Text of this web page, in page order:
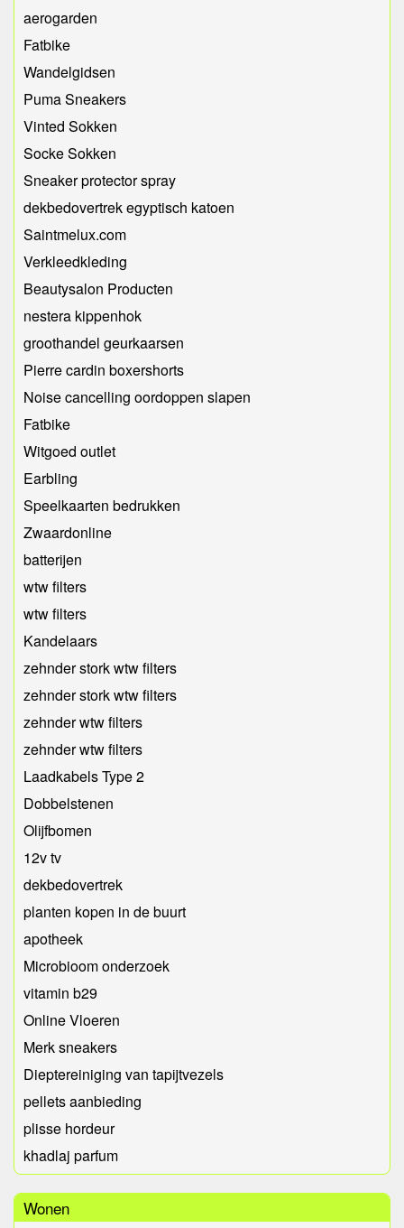
aerogarden
Fatbike
Wandelgidsen
Puma Sneakers
Vinted Sokken
Socke Sokken
Sneaker protector spray
dekbedovertrek egyptisch katoen
Saintmelux.com
Verkleedkleding
Beautysalon Producten
nestera kippenhok
groothandel geurkaarsen
Pierre cardin boxershorts
Noise cancelling oordoppen slapen
Fatbike
Witgoed outlet
Earbling
Speelkaarten bedrukken
Zwaardonline
batterijen
wtw filters
wtw filters
Kandelaars
zehnder stork wtw filters
zehnder stork wtw filters
zehnder wtw filters
zehnder wtw filters
Laadkabels Type 2
Dobbelstenen
Olijfbomen
12v tv
dekbedovertrek
planten kopen in de buurt
apotheek
Microbioom onderzoek
vitamin b29
Online Vloeren
Merk sneakers
Dieptereiniging van tapijtvezels
pellets aanbieding
plisse hordeur
khadlaj parfum
Wonen